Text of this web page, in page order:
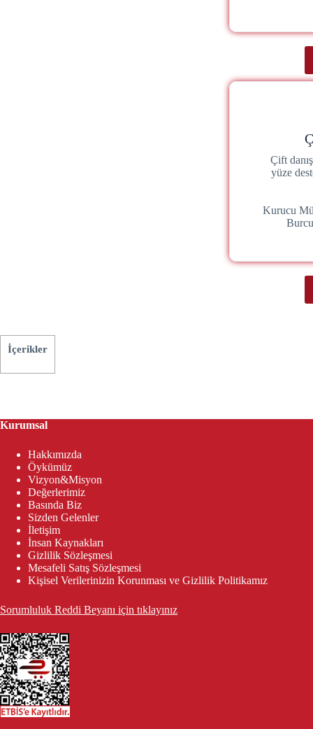
Çift
yüze
Kurucu
İçerikler
Kurumsal
Hakkımızda
Öykümüz
Vizyon&Misyon
Değerlerimiz
Basında Biz
Sizden Gelenler
İletişim
İnsan Kaynakları
Gizlilik Sözleşmesi
Mesafeli Satış Sözleşmesi
Kişisel Verilerinizin Korunması ve Gizlilik Politikamız
Sorumluluk Reddi Beyanı için tıklayınız